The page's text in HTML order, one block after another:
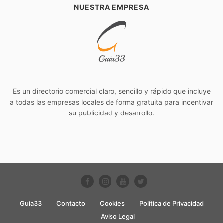
NUESTRA EMPRESA
Es un directorio comercial claro, sencillo y rápido que incluye
a todas las empresas locales de forma gratuita para incentivar
su publicidad y desarrollo.
Guia33 Contacto Cookies
Política de Privacidad
Aviso Legal